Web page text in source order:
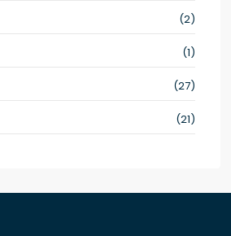
(2)
(1)
(27)
(21)